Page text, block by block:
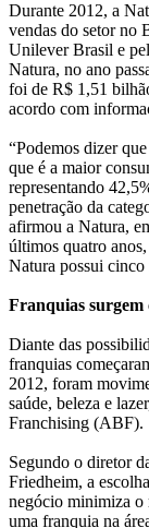
Durante 2012, a
vendas do setor no
Unilever Brasil e
Natura, no ano
foi de R$ 1,51
acordo com
“Podemos dizer
que é a maior
representando
penetração da
afirmou a Natura,
últimos quatro
Natura possui
Franquias surgem
Diante das
franquias
2012, foram
saúde, beleza e
Franchising (ABF).
Segundo o diretor
Friedheim, a
negócio minimiza o
uma franquia na